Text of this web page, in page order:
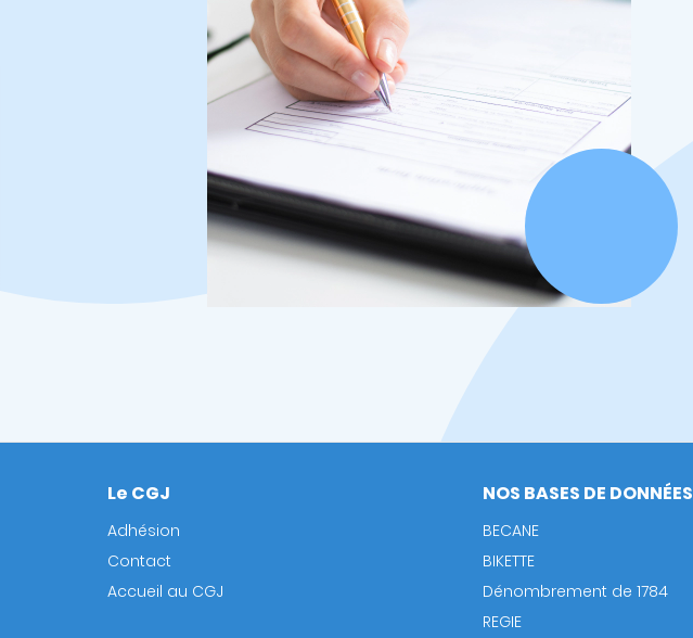
Footer
Le CGJ
Adhésion
Contact
Accueil au CGJ
NOS BASES DE DONNÉES
BECANE
BIKETTE
Dénombrement de 1784
REGIE